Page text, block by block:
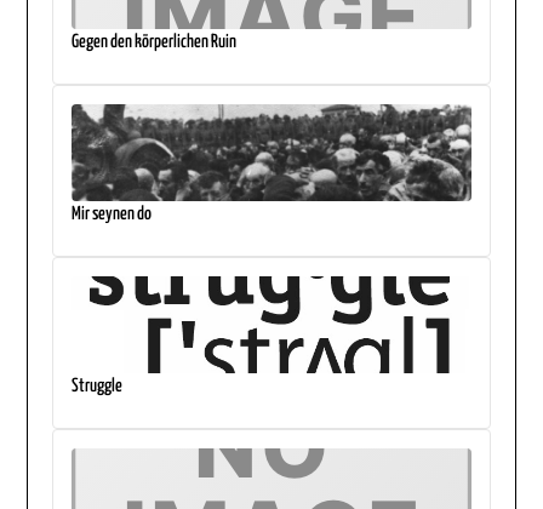
Gegen den körperlichen Ruin
Mir seynen do
Struggle